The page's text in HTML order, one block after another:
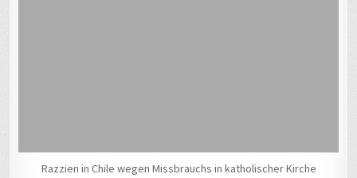
Razzien in Chile wegen Missbrauchs in katholischer Kirche